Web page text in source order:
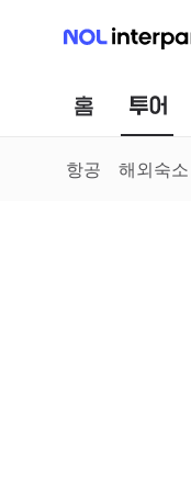
NOL 인터파크
홈 투어
항공 해외숙소